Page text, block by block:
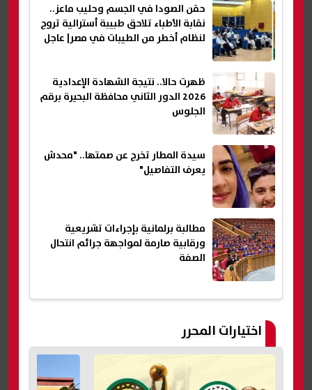
حقن الصودا في الجسم وحليب ماعز..
نقابة الأطباء تلاحق طبيبة أسترالية تروج
لنظام أخطر من الطيبات في مصر| عاجل
ظهرت حالا.. نتيجة الشهادة الإعدادية
2026 الدور الثاني محافظة البحيرة برقم
الجلوس
سيدة المطار تخرج عن صمتها.. "محدش
يعرف التفاصيل"
مطالبة برلمانية بإجراءات تشريعية
ورقابية صارمة لمواجهة جرائم انتحال
الصفة
اختيارات المحرر